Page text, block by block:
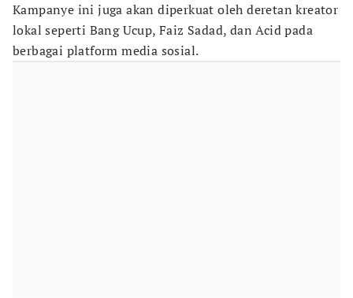
Kampanye ini juga akan diperkuat oleh deretan kreator
lokal seperti Bang Ucup, Faiz Sadad, dan Acid pada
berbagai platform media sosial.